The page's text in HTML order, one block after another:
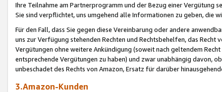
Ihre Teilnahme am Partnerprogramm und der Bezug einer Vergütung
Sie sind verpflichtet, uns umgehend alle Informationen zu geben, die
Für den Fall, dass Sie gegen diese Vereinbarung oder andere
uns zur Verfügung stehenden Rechten und Rechtsbehelfen, das
Vergütungen ohne weitere Ankündigung (soweit nach geltendem
entsprechende Vergütungen zu haben) und zwar unabhängig davon,
unbeschadet des Rechts von Amazon, Ersatz für darüber
3.Amazon-Kunden